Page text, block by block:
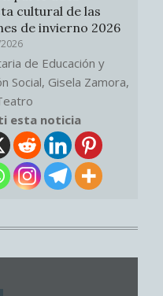
cultural de las
de invierno 2026
de Educación y
Social, Gisela Zamora,
esta noticia